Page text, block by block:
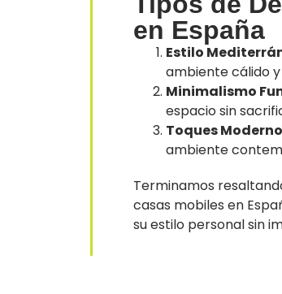
en España
Estilo
ambiente cálido
Minimalismo
espacio sin
Toques
ambiente
Terminamos
casas mobiles en
su estilo personal sin